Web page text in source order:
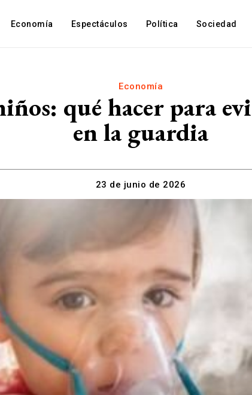
Economía Espectáculos Política Sociedad
Economía
qué hacer para
en la guardia
23 de junio de 2026